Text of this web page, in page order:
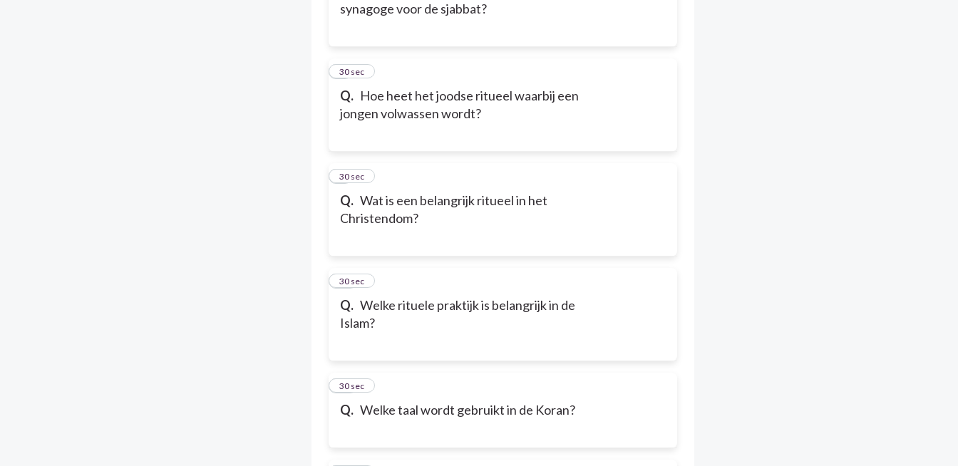
synagoge voor de sjabbat?
Q. Hoe heet het joodse ritueel waarbij een
jongen volwassen wordt?
8
30 sec
Q. Wat is een belangrijk ritueel in het
Christendom?
9
30 sec
Q. Welke rituele praktijk is belangrijk in de
Islam?
10
30 sec
Q. Welke taal wordt gebruikt in de Koran?
11
30 sec